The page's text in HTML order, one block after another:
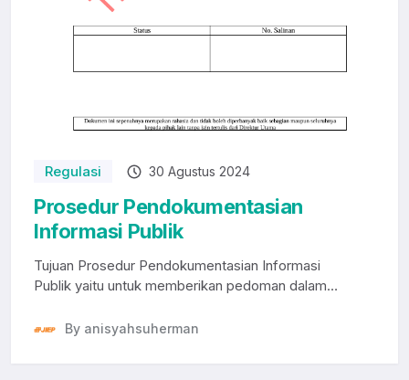
Regulasi 30 Agustus 2024
Prosedur Pendokumentasian
Informasi Publik
Tujuan Prosedur Pendokumentasian Informasi
Publik yaitu untuk memberikan pedoman dalam
By anisyahsuherman